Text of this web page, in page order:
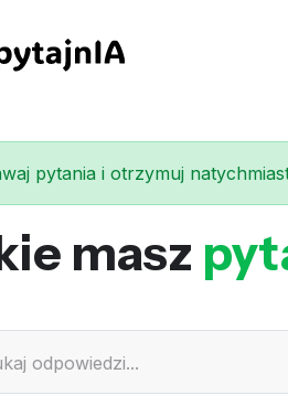
pytania i otrzymuj
masz